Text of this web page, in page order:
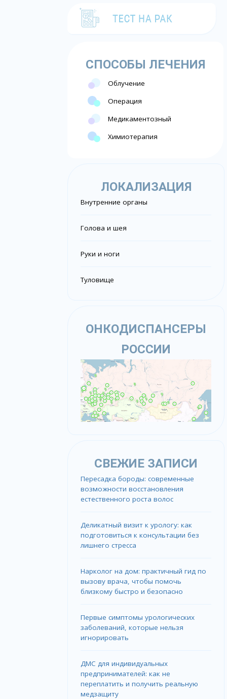
СПОСОБЫ ЛЕЧЕНИЯ
Облучение
Операция
Медикаментозный
Химиотерапия
ЛОКАЛИЗАЦИЯ
Внутренние органы
Голова и шея
Руки и ноги
Туловище
ОНКОДИСПАНСЕРЫ
РОССИИ
СВЕЖИЕ ЗАПИСИ
Пересадка бороды: современные
возможности восстановления
естественного роста волос
Деликатный визит к урологу: как
подготовиться к консультации без
лишнего стресса
Нарколог на дом: практичный гид по
вызову врача, чтобы помочь
близкому быстро и безопасно
Первые симптомы урологических
заболеваний, которые нельзя
игнорировать
ДМС для индивидуальных
предпринимателей: как не
переплатить и получить реальную
медзащиту